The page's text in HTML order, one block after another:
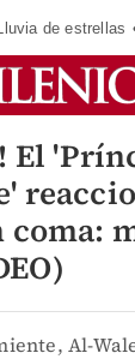
de estrellas
El
coma:
Al-